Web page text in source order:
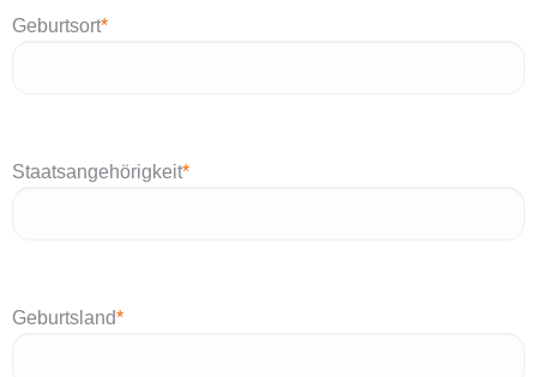
Geburtsort*
Staatsangehörigkeit*
Geburtsland*